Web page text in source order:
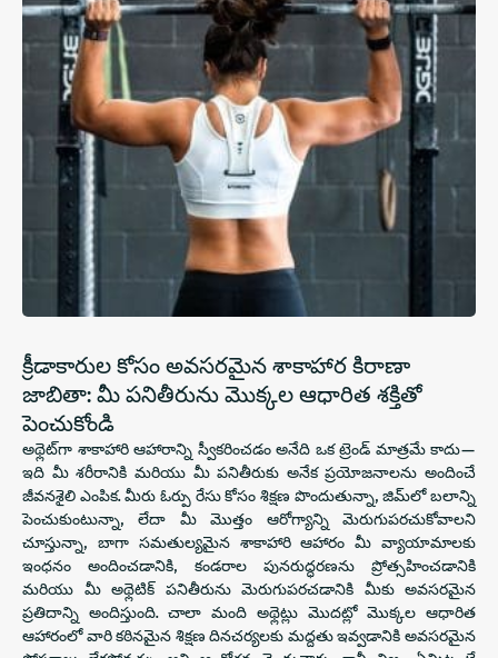
క్రీడాకారుల కోసం అవసరమైన శాకాహార కిరాణా
జాబితా: మీ పనితీరును మొక్కల ఆధారిత శక్తితో
పెంచుకోండి
అథ్లెట్‌గా శాకాహారి ఆహారాన్ని స్వీకరించడం అనేది ఒక ట్రెండ్ మాత్రమే కాదు—
ఇది మీ శరీరానికి మరియు మీ పనితీరుకు అనేక ప్రయోజనాలను అందించే
జీవనశైలి ఎంపిక. మీరు ఓర్పు రేసు కోసం శిక్షణ పొందుతున్నా, జిమ్‌లో బలాన్ని
పెంచుకుంటున్నా, లేదా మీ మొత్తం ఆరోగ్యాన్ని మెరుగుపరచుకోవాలని
చూస్తున్నా, బాగా సమతుల్యమైన శాకాహారి ఆహారం మీ వ్యాయామాలకు
ఇంధనం అందించడానికి, కండరాల పునరుద్ధరణను ప్రోత్సహించడానికి
మరియు మీ అథ్లెటిక్ పనితీరును మెరుగుపరచడానికి మీకు అవసరమైన
ప్రతిదాన్ని అందిస్తుంది. చాలా మంది అథ్లెట్లు మొదట్లో మొక్కల ఆధారిత
ఆహారంలో వారి కఠినమైన శిక్షణ దినచర్యలకు మద్దతు ఇవ్వడానికి అవసరమైన